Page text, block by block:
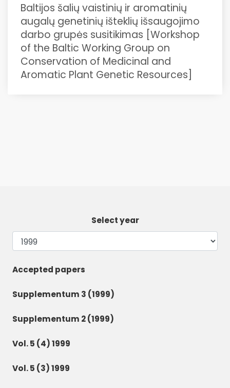
Baltijos šalių vaistinių ir aromatinių
augalų genetinių išteklių išsaugojimo
darbo grupės susitikimas [Workshop
of the Baltic Working Group on
Conservation of Medicinal and
Aromatic Plant Genetic Resources]
Select year
Accepted papers
Supplementum 3 (1999)
Supplementum 2 (1999)
Vol. 5 (4) 1999
Vol. 5 (3) 1999